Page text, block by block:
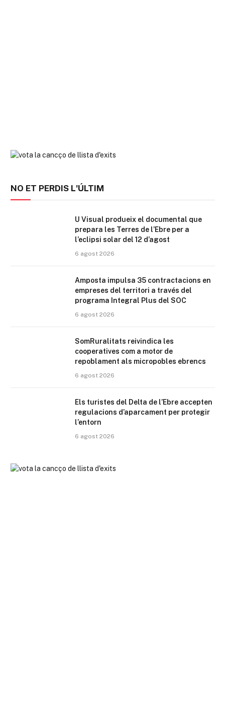
NO ET PERDIS L'ÚLTIM
U Visual produeix el documental que
prepara les Terres de l’Ebre per a
l’eclipsi solar del 12 d’agost
6 agost 2026
Amposta impulsa 35 contractacions en
empreses del territori a través del
programa Integral Plus del SOC
6 agost 2026
SomRuralitats reivindica les
cooperatives com a motor de
repoblament als micropobles ebrencs
6 agost 2026
Els turistes del Delta de l’Ebre accepten
regulacions d’aparcament per protegir
l’entorn
6 agost 2026